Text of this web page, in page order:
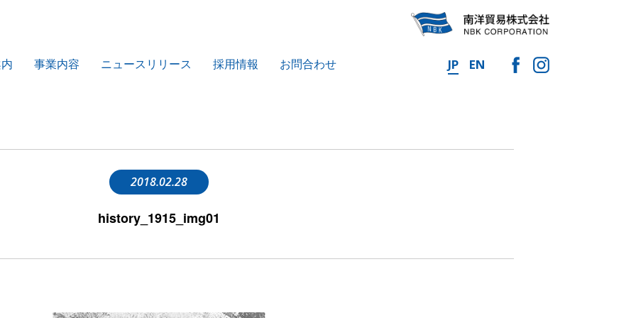
事業内容 ニュースリリース 採用情報 お問合わせ JP EN
2018.02.28
history_1915_img01